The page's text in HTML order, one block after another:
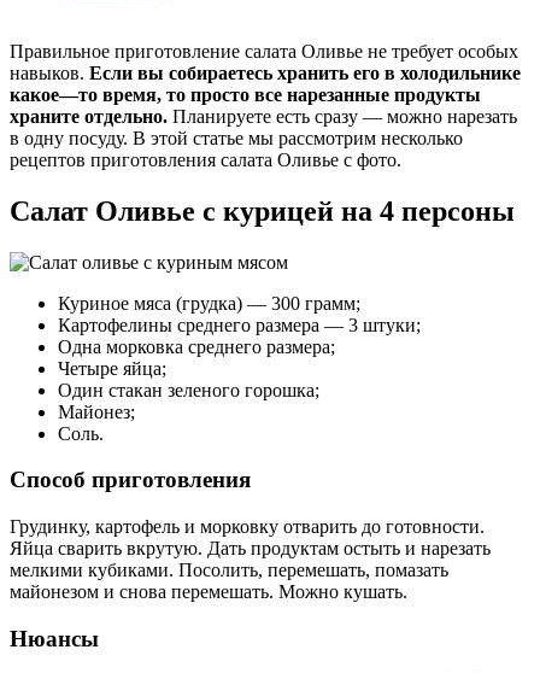
Правильное приготовление салата Оливье не требует особых
навыков. Если вы собираетесь хранить его в холодильнике
какое—то время, то просто все нарезанные продукты
храните отдельно. Планируете есть сразу — можно нарезать
в одну посуду. В этой статье мы рассмотрим несколько
рецептов приготовления салата Оливье с фото.
Салат Оливье с курицей на 4 персоны
Куриное мяса (грудка) — 300 грамм;
Картофелины среднего размера — 3 штуки;
Одна морковка среднего размера;
Четыре яйца;
Один стакан зеленого горошка;
Майонез;
Соль.
Способ приготовления
Грудинку, картофель и морковку отварить до готовности.
Яйца сварить вкрутую. Дать продуктам остыть и нарезать
мелкими кубиками. Посолить, перемешать, помазать
майонезом и снова перемешать. Можно кушать.
Нюансы